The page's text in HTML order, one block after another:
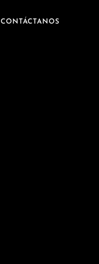
CONTÁCTANOS